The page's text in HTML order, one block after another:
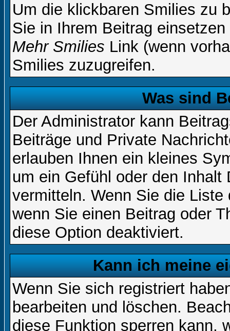
Um die klickbaren Smilies zu
Sie in Ihrem Beitrag
Mehr Smilies Link (wenn
Smilies zuzugreifen.
Was sind
Der Administrator kann
Beiträge und Private
erlauben Ihnen ein kleines
um ein Gefühl oder den
vermitteln. Wenn Sie die
wenn Sie einen Beitrag oder
diese Option deaktiviert.
Kann ich meine
Wenn Sie sich registriert
bearbeiten und löschen.
diese Funktion sperren kann,